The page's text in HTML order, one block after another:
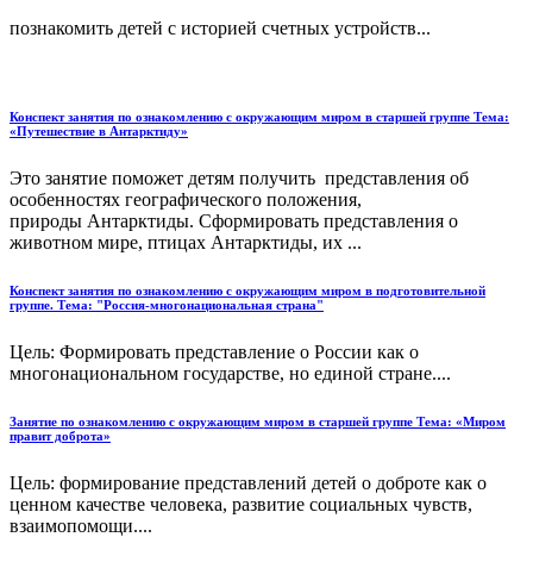
познакомить детей с историей счетных устройств...
Конспект занятия по ознакомлению с окружающим миром в старшей группе Тема:
«Путешествие в Антарктиду»
Это занятие поможет детям получить представления об
особенностях географического положения,
природы Антарктиды. Сформировать представления о
животном мире, птицах Антарктиды, их ...
Конспект занятия по ознакомлению с окружающим миром в подготовительной
группе. Тема: "Россия-многонациональная страна"
Цель: Формировать представление о России как о
многонациональном государстве, но единой стране....
Занятие по ознакомлению с окружающим миром в старшей группе Тема: «Миром
правит доброта»
Цель: формирование представлений детей о доброте как о
ценном качестве человека, развитие социальных чувств,
взаимопомощи....